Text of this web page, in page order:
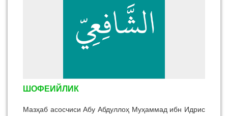
ШОФЕИЙЛИК
Мазҳаб асосчиси Абу Абдуллоҳ Муҳаммад ибн Идрис